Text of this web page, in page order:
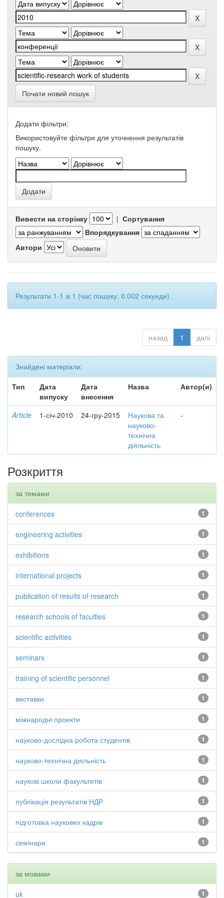
Почати новий пошук
Додати фільтри:
Використовуйте фільтри для уточнення результатів
пошуку.
Вивести на сторінку | Сортування
Впорядкування
Автори
Результати 1-1 зі 1 (час пошуку: 0.002 секунди).
назад 1 далі
Знайдені матеріали:
Тип
Дата
випуску
Дата
внесення
Назва Автор(и)
Article 1-січ-2010 24-гру-2015
Наукова та
науково-
технічна
діяльність
-
Розкриття
за темами
1
conferences
1
engineering activities
1
exhibitions
1
international projects
1
publication of results of research
1
research schools of faculties
1
scientific activities
1
seminars
1
training of scientific personnel
1
виставки
1
міжнародні проекти
1
науково-дослідна робота студентів
1
науково-технічна діяльність
1
наукові школи факультетів
1
публікація результатів НДР
1
підготовка наукових кадрів
1
семінари
за мовами
1
uk